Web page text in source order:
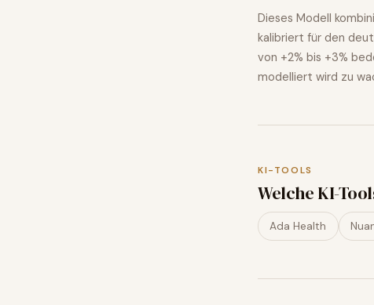
Dieses Modell
kalibriert für den
von +2% bis +3%
modelliert wird zu
KI-TOOLS
Welche KI-
Ada Health